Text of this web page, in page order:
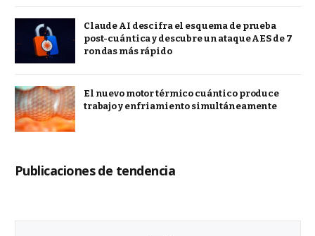
Claude AI descifra el esquema de prueba
post-cuántica y descubre un ataque AES de 7
rondas más rápido
El nuevo motor térmico cuántico produce
trabajo y enfriamiento simultáneamente
Publicaciones de tendencia